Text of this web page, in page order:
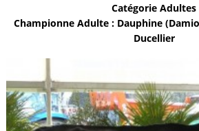
Catégorie Adultes
Championne Adulte : Dauphine
Ducellier